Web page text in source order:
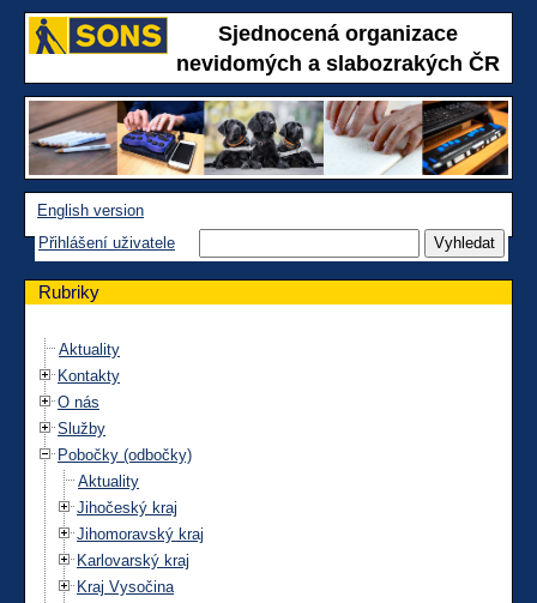
Sjednocená organizace
nevidomých a slabozrakých ČR
English version
Přihlášení uživatele
Rubriky
Aktuality
Kontakty
O nás
Služby
Pobočky (odbočky)
Aktuality
Jihočeský kraj
Jihomoravský kraj
Karlovarský kraj
Kraj Vysočina